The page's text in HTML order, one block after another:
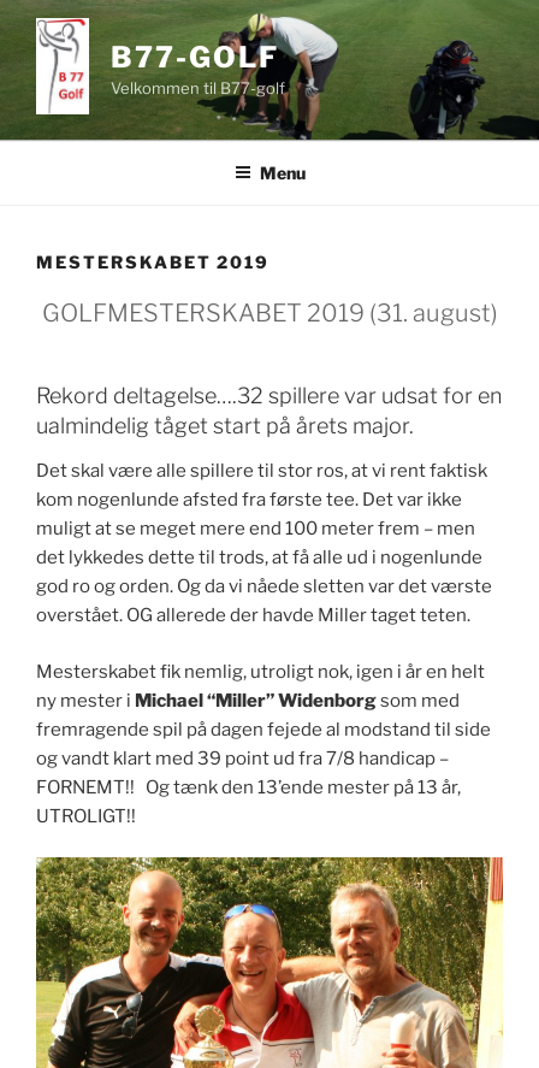
Videre
indhold
B77-GOLF
Velkommen til B77-golf
Menu
MESTERSKABET 2019
GOLFMESTERSKABET 2019 (31. august)
Rekord deltagelse….32 spillere var udsat for en
ualmindelig tåget start på årets major.
Det skal være alle spillere til stor ros, at vi rent faktisk
kom nogenlunde afsted fra første tee. Det var ikke
muligt at se meget mere end 100 meter frem – men
det lykkedes dette til trods, at få alle ud i nogenlunde
god ro og orden. Og da vi nåede sletten var det værste
overstået. OG allerede der havde Miller taget teten.
Mesterskabet fik nemlig, utroligt nok, igen i år en helt
ny mester i Michael “Miller” Widenborgsom med
fremragende spil på dagen fejede al modstand til side
og vandt klart med 39 point ud fra 7/8 handicap –
FORNEMT!! Og tænk den 13’ende mester på 13 år,
UTROLIGT!!